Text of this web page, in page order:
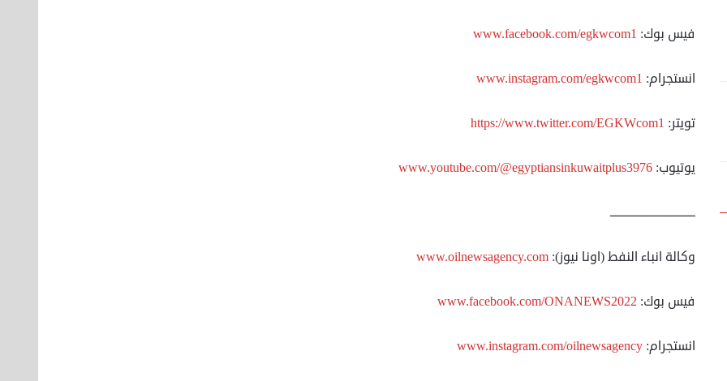
فيس بوك: www.facebook.com/egkwcom1
انستجرام: www.instagram.com/egkwcom1
تويتر: https://www.twitter.com/EGKWcom1
يوتيوب: www.youtube.com/@egyptiansinkuwaitplus3976
ـــــــــــــــــــــــــــــــــــ
وكالة انباء النفط (اونا نيوز): www.oilnewsagency.com
فيس بوك: www.facebook.com/ONANEWS2022
انستجرام: www.instagram.com/oilnewsagency